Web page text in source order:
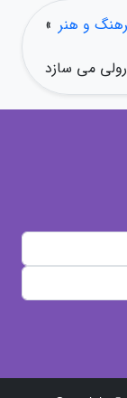
و هنر »
می سازد